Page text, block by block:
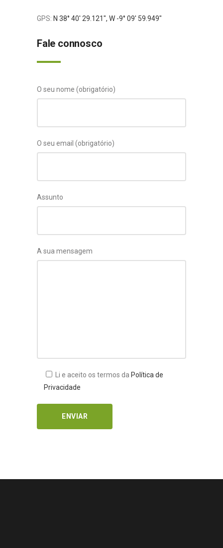
GPS: N 38° 40′ 29.121″, W -9° 09′ 59.949″
Fale connosco
O seu nome (obrigatório)
O seu email (obrigatório)
Assunto
A sua mensagem
Li e aceito os termos da Política de
Privacidade